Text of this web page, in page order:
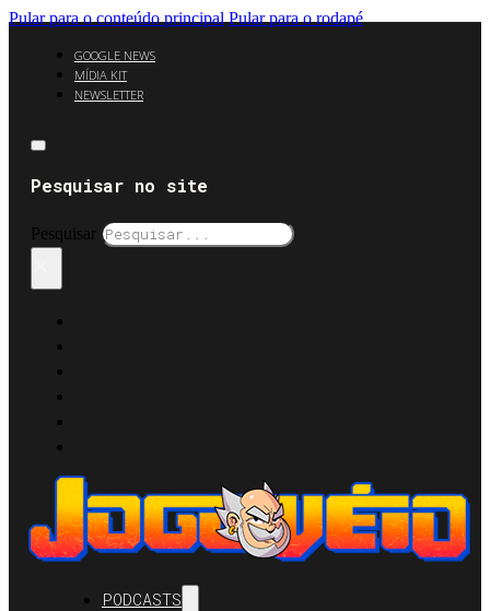
Pular para o conteúdo principal Pular para o rodapé
GOOGLE NEWS
MÍDIA KIT
NEWSLETTER
Pesquisar no site
Pesquisar
PODCASTS